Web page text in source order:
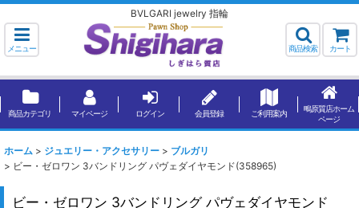
BVLGARI jewelry 指輪
メニュー 商品検索 カート
商品カテゴリ マイページ ログイン 会員登録 ご利用案内
鴫原質店ホーム
ページ
ホーム > ジュエリー・アクセサリー > ブルガリ
> ビー・ゼロワン 3バンドリング パヴェダイヤモンド(358965)
ビー・ゼロワン 3バンドリング パヴェダイヤモンド